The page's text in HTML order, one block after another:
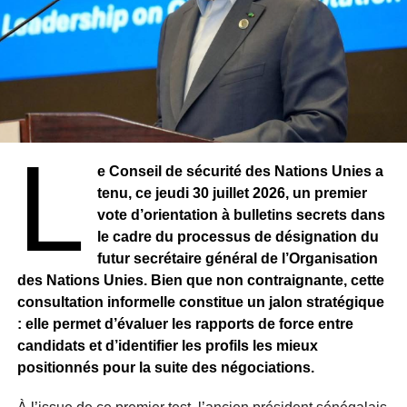
prévue le 7 janvier.
Une nouvelle commission sera prochainement mise en
place pour rédiger les projets de loi nécessaires à ces
amendements constitutionnels, attendus d’ici octobre
2026.
Le texte relatif à la limitation des mandats devra suivre un
national prévu en 2027. Pour être validé, ce scrutin devra
mobiliser au moins 40 % des électeurs inscrits, avec un
minimum de 75 % de votes favorables.
L
e Conseil de sécurité des Nations Unies a
tenu, ce jeudi 30 juillet 2026, un premier
vote d’orientation à bulletins secrets dans
le cadre du processus de désignation du
futur secrétaire général de l’Organisation
des Nations Unies. Bien que non contraignante, cette
consultation informelle constitue un jalon stratégique
: elle permet d’évaluer les rapports de force entre
candidats et d’identifier les profils les mieux
positionnés pour la suite des négociations.